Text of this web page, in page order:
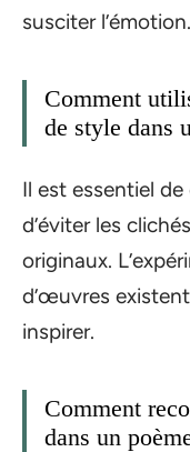
susciter l’émotion.
Comment
de style dans
Il est essentiel
d’éviter les
originaux.
d’œuvres
inspirer.
Comment
dans un